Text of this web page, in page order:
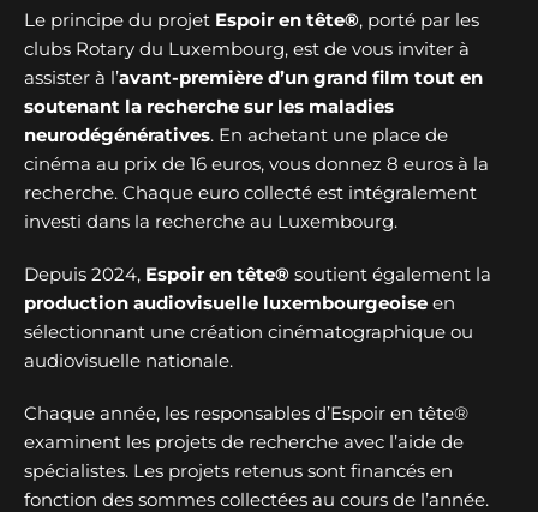
Le principe du projet Espoir en tête®, porté par les
clubs Rotary du Luxembourg, est de vous inviter à
assister à l’avant-première d’un grand film tout en
soutenant la recherche sur les maladies
neurodégénératives. En achetant une place de
cinéma au prix de 16 euros, vous donnez 8 euros à la
recherche. Chaque euro collecté est intégralement
investi dans la recherche au Luxembourg.
Depuis 2024, Espoir en tête® soutient également la
production audiovisuelle luxembourgeoise en
sélectionnant une création cinématographique ou
audiovisuelle nationale.
Chaque année, les responsables d’Espoir en tête®
examinent les projets de recherche avec l’aide de
spécialistes. Les projets retenus sont financés en
fonction des sommes collectées au cours de l’année.